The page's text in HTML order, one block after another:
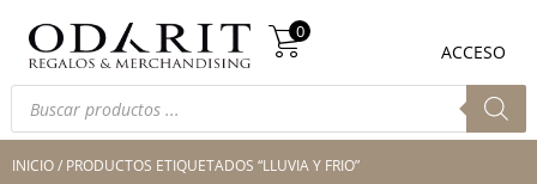
Búsqueda
de
productos
0
ACCESO
0
Búsqueda
productos
INICIO/ PRODUCTOS ETIQUETADOS “LLUVIA Y FRIO”